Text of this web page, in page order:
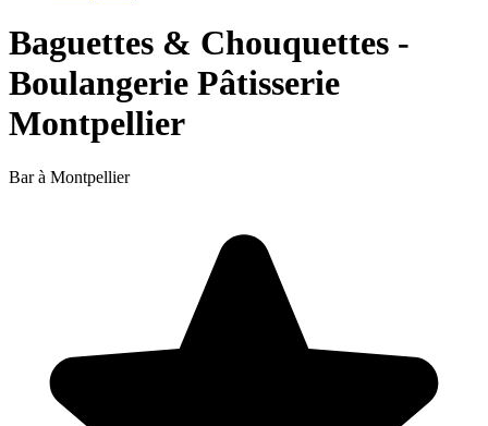
Baguettes & Chouquettes -
Boulangerie Pâtisserie
Montpellier
Bar à Montpellier